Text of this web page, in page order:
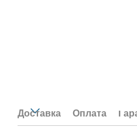
Доставка Оплата